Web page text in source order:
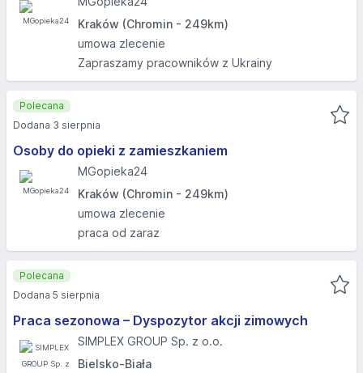
Kraków (Chromin - 249km)
umowa zlecenie
Zapraszamy pracowników z Ukrainy
Osoby do opieki z zamieszkaniem
MGopieka24
Kraków (Chromin - 249km)
umowa zlecenie
praca od zaraz
Polecana
Dodana 3 sierpnia
Praca sezonowa – Dyspozytor akcji zimowych
SIMPLEX GROUP Sp. z o.o.
Bielsko-Biała
Polecana
Dodana 5 sierpnia